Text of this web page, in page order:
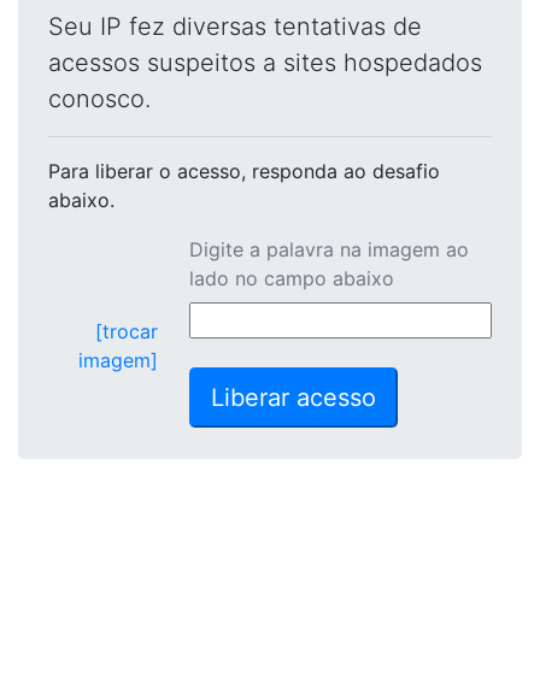
Seu IP fez diversas tentativas de
acessos suspeitos a sites hospedados
conosco.
Para liberar o acesso, responda ao desafio
abaixo.
[trocar
imagem]
Digite a palavra na imagem ao
lado no campo abaixo